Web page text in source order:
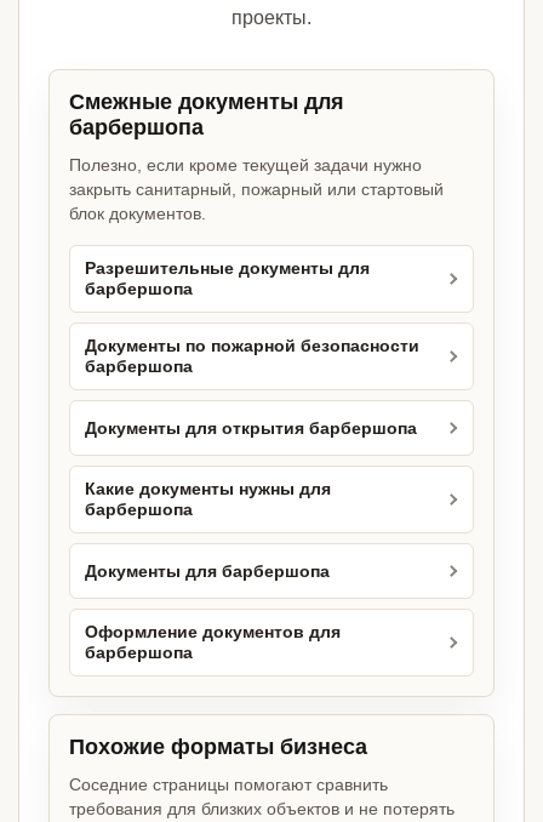
проекты.
Смежные документы для
барбершопа
Полезно, если кроме текущей задачи нужно
закрыть санитарный, пожарный или стартовый
блок документов.
Разрешительные документы для
барбершопа
Документы по пожарной безопасности
барбершопа
Документы для открытия барбершопа
Какие документы нужны для
барбершопа
Документы для барбершопа
Оформление документов для
барбершопа
Похожие форматы бизнеса
Соседние страницы помогают сравнить
требования для близких объектов и не потерять